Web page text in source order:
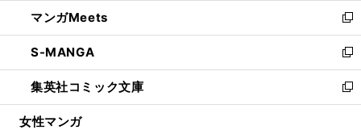
く
で
開
く
ド
ウ
で
開
く
ィ
ン
ド
ウ
で
開
し
い
ウ
ィ
ン
ド
ウ
マンガMeets
新
し
い
ウ
ィ
ン
S-MANGA
新
し
い
ウ
集英社コミック文庫
新
し
女性マンガ